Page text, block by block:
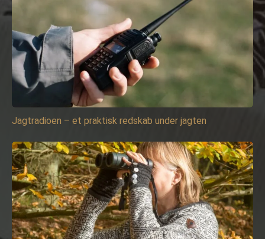
Jagtradioen – et praktisk redskab under jagten